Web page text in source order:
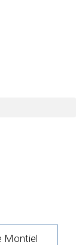
Montiel